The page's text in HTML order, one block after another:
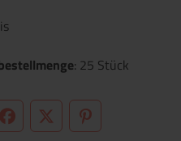
: 25 Stück
FacebookTwitterPinterest